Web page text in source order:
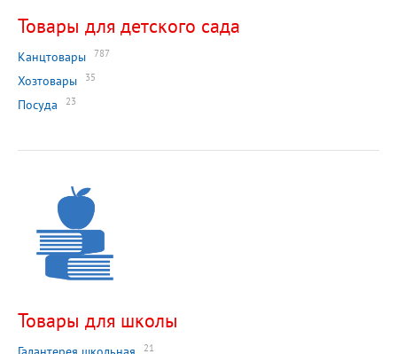
Товары для детского сада
Канцтовары 787
Хозтовары 35
Посуда 23
Товары для школы
21